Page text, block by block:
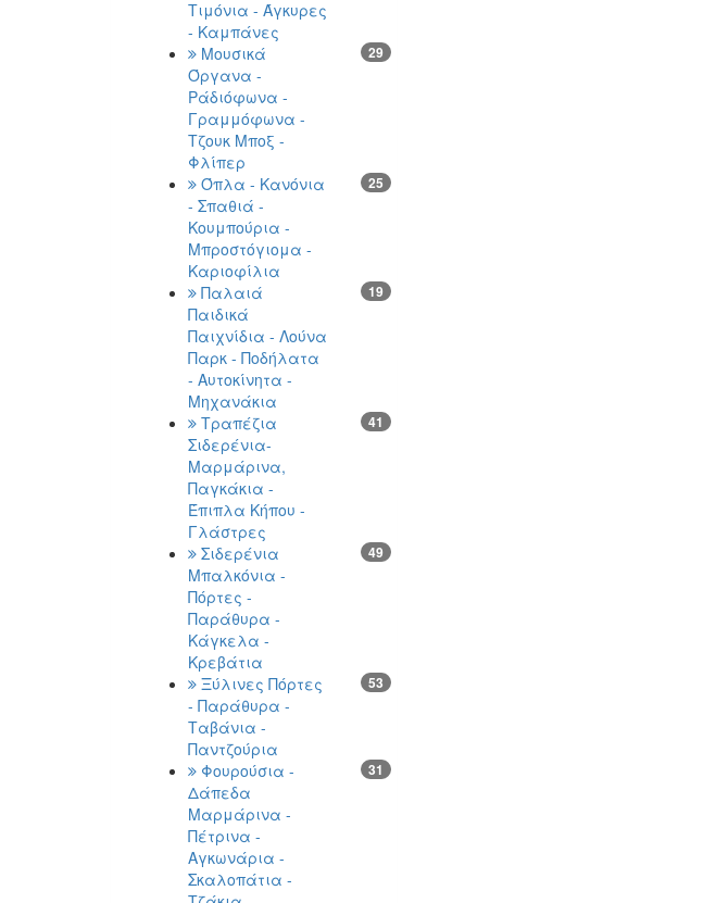
Τιμόνια - Άγκυρες
- Καμπάνες
Μουσικά
Όργανα -
Ράδιόφωνα -
Γραμμόφωνα -
Τζουκ Μποξ -
Φλίπερ
29
Όπλα - Κανόνια
- Σπαθιά -
Κουμπούρια -
Μπροστόγιομα -
Καριοφίλια
25
Παλαιά
Παιδικά
Παιχνίδια - Λούνα
Παρκ - Ποδήλατα
- Αυτοκίνητα -
Μηχανάκια
19
Τραπέζια
Σιδερένια-
Μαρμάρινα,
Παγκάκια -
Έπιπλα Κήπου -
Γλάστρες
41
Σιδερένια
Μπαλκόνια -
Πόρτες -
Παράθυρα -
Κάγκελα -
Κρεβάτια
49
Ξύλινες Πόρτες
- Παράθυρα -
Ταβάνια -
Παντζούρια
53
Φουρούσια -
Δάπεδα
Μαρμάρινα -
Πέτρινα -
Αγκωνάρια -
Σκαλοπάτια -
31